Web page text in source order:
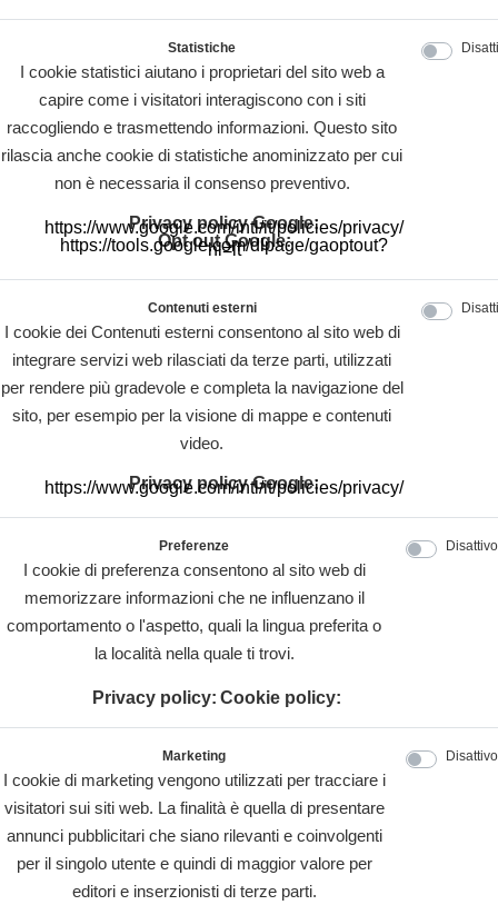
Statistiche
I cookie statistici aiutano i proprietari del sito web a
capire come i visitatori interagiscono con i siti
raccogliendo e trasmettendo informazioni. Questo sito
rilascia anche cookie di statistiche anominizzato per cui
non è necessaria il consenso preventivo.
Privacy policy Google:
https://www.google.com/intl/it/policies/privacy/
Opt out Google:
https://tools.google.com/dlpage/gaoptout?
hl=it
Contenuti esterni
I cookie dei Contenuti esterni consentono al sito web di
integrare servizi web rilasciati da terze parti, utilizzati
per rendere più gradevole e completa la navigazione del
sito, per esempio per la visione di mappe e contenuti
video.
Privacy policy Google:
https://www.google.com/intl/it/policies/privacy/
Preferenze
I cookie di preferenza consentono al sito web di
memorizzare informazioni che ne influenzano il
comportamento o l'aspetto, quali la lingua preferita o
la località nella quale ti trovi.
Privacy policy: Cookie policy:
Disattivo
Marketing
I cookie di marketing vengono utilizzati per tracciare i
visitatori sui siti web. La finalità è quella di presentare
annunci pubblicitari che siano rilevanti e coinvolgenti
per il singolo utente e quindi di maggior valore per
editori e inserzionisti di terze parti.
Disattivo